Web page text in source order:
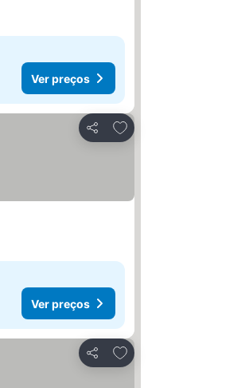
Ver preços
Partilhar
Adicionar aos favoritos
Ver preços
Partilhar
Adicionar aos favoritos